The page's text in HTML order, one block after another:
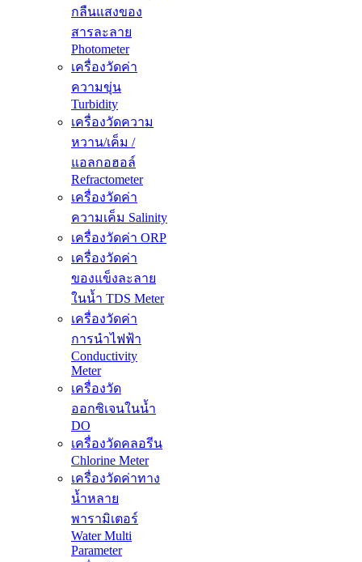
กลืนแสงของ
สารละลาย
Photometer
เครื่องวัดค่า
ความขุ่น
Turbidity
เครื่องวัดความ
หวาน/เค็ม /
แอลกอฮอล์
Refractometer
เครื่องวัดค่า
ความเค็ม Salinity
เครื่องวัดค่า ORP
เครื่องวัดค่า
ของแข็งละลาย
ในน้ำ TDS Meter
เครื่องวัดค่า
การนำไฟฟ้า
Conductivity
Meter
เครื่องวัด
ออกซิเจนในน้ำ
DO
เครื่องวัดคลอรีน
Chlorine Meter
เครื่องวัดค่าทาง
น้ำหลาย
พารามิเตอร์
Water Multi
Parameter